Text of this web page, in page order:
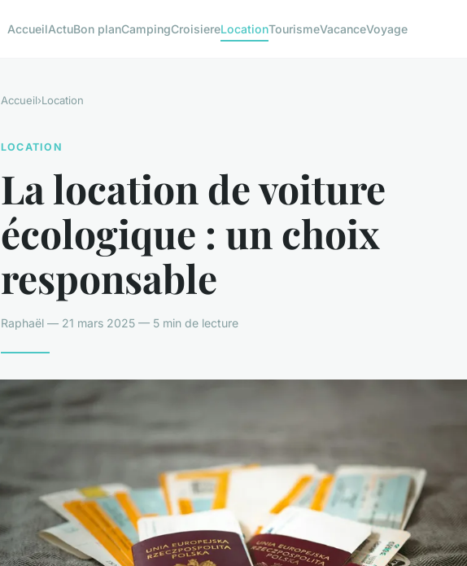
AccueilActuBon planCampingCroisiereLocationTourismeVacanceVoyage
Accueil›Location
LOCATION
La location de voiture
écologique : un choix
responsable
Raphaël — 21 mars 2025 — 5 min de lecture